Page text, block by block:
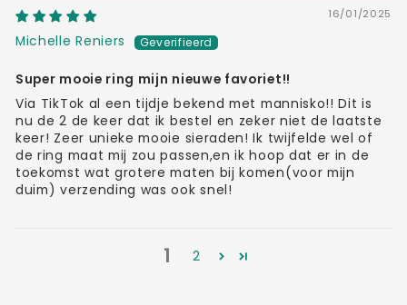
16/01/2025
Michelle Reniers
Super mooie ring mijn nieuwe favoriet!!
Via TikTok al een tijdje bekend met mannisko!! Dit is
nu de 2 de keer dat ik bestel en zeker niet de laatste
keer! Zeer unieke mooie sieraden! Ik twijfelde wel of
de ring maat mij zou passen,en ik hoop dat er in de
toekomst wat grotere maten bij komen(voor mijn
duim) verzending was ook snel!
1 2